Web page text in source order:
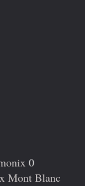
0
Mont Blanc